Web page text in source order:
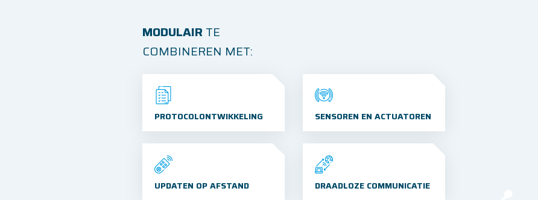
MODULAIR TE
COMBINEREN MET:
PROTOCOLONTWIKKELING SENSOREN EN ACTUATOREN
UPDATEN OP AFSTAND DRAADLOZE COMMUNICATIE